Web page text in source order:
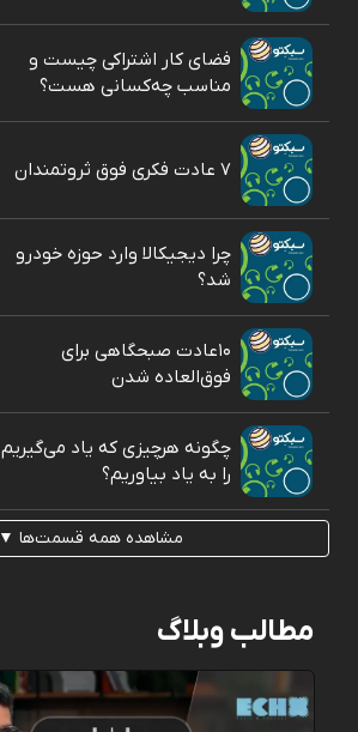
فضای کار اشتراکی چیست و
مناسب چه‌کسانی هست؟
۷ عادت فکری فوق ثروتمندان
چرا دیجیکالا وارد حوزه خودرو
شد؟
۱۰عادت صبحگاهی برای
فوق‌العاده شدن
چگونه هرچیزی که یاد می‌گیریم
را به یاد بیاوریم؟
مشاهده همه قسمت‌ها ▼
مطالب وبلاگ